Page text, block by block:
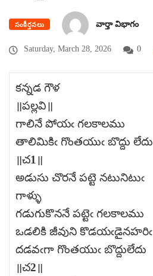
సంకీర్తనలు వార్తా విభాగం
Saturday, March 28, 2026 0
కన్నడ గౌళ
॥పల్లవి॥
గాలినే పోయఁ గలకాలము
తాలిమికిఁ గొంతయుఁ బొద్దు లేదు
॥చ1॥
అడుసు చొరనే పట్టె నటునిటుఁ
గాళ్ళు
గడుగుకొననే పట్టెఁ గలకాలము
ఒడలికి జీవుని కొడయఁడైనహరిఁ
దడవఁగా గొంతయుఁ బొద్దులేదు
॥చ2॥